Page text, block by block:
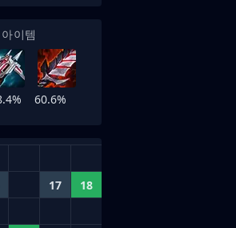
이템
60.6%
17 18